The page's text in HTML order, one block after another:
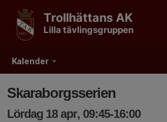
Kalender
Trollhättans AK
Lilla tävlingsgruppen
Skaraborgsserien
Lördag 18 apr, 09:45-16:00